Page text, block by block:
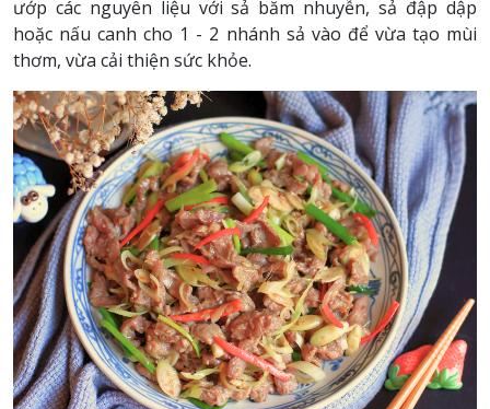
ướp các nguyên liệu với sả băm nhuyễn, sả đập dập
hoặc nấu canh cho 1 - 2 nhánh sả vào để vừa tạo mùi
thơm, vừa cải thiện sức khỏe.